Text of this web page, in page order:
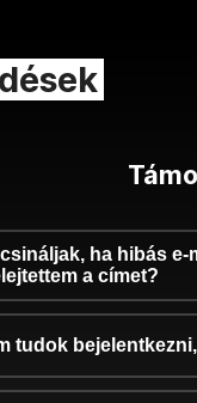
csináljak, ha hibás
a címet?
tudok